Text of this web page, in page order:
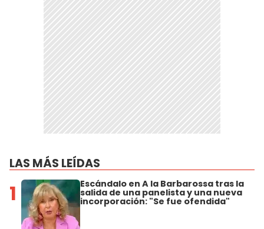
LAS MÁS LEÍDAS
1 Escándalo en A la Barbarossa tras la
salida de una panelista y una nueva
incorporación: "Se fue ofendida"